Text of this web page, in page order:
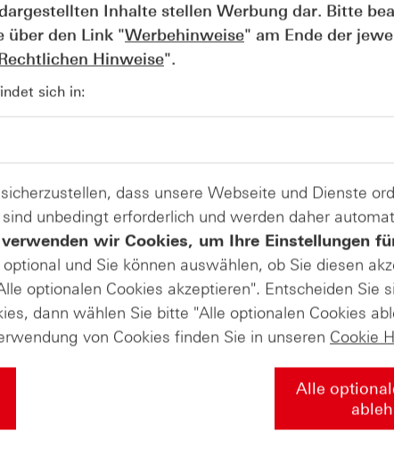
Wie lange bleibt der DAX® in
Rekordlaune? - ntv Zertifikate
07.08.26
Inhalte stellen Werbung dar. Bitte
über den Link "Werbehinweise" am Ende der
Hinweise".
sich in:
dass unsere Webseite und Dienste
unbedingt erforderlich und werden daher
wir Cookies, um Ihre Einstellungen
und Sie können auswählen, ob Sie diesen
optionalen Cookies akzeptieren". Entscheiden Sie
dann wählen Sie bitte "Alle optionalen Cookies
von Cookies finden Sie in unseren Cookie
Alle